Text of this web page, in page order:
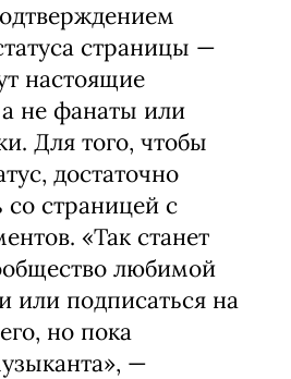
страницы —
настоящие
а не фанаты или
Для того, чтобы
достаточно
со страницей с
«Так станет
любимой
или подписаться на
но пока
—